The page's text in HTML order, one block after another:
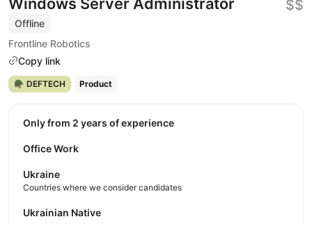
Offline
Frontline Robotics
Copy link
$$
🪖 DEFTECH Product
Only from 2 years of experience
Office Work
Ukraine
Countries where we consider candidates
Ukrainian Native